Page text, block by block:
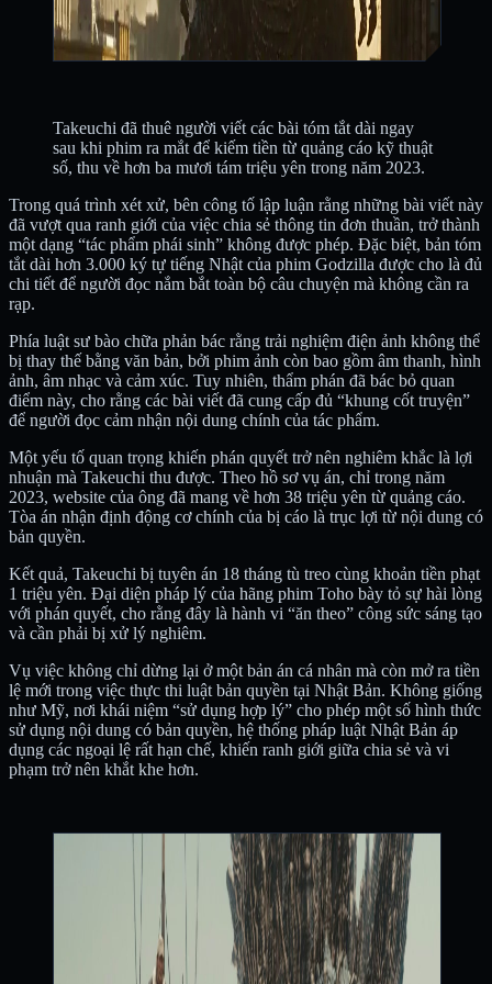
Takeuchi đã thuê người viết các bài tóm tắt dài ngay
sau khi phim ra mắt để kiếm tiền từ quảng cáo kỹ thuật
số, thu về hơn ba mươi tám triệu yên trong năm 2023.
Trong quá trình xét xử, bên công tố lập luận rằng những bài viết này
đã vượt qua ranh giới của việc chia sẻ thông tin đơn thuần, trở thành
một dạng “tác phẩm phái sinh” không được phép. Đặc biệt, bản tóm
tắt dài hơn 3.000 ký tự tiếng Nhật của phim Godzilla được cho là đủ
chi tiết để người đọc nắm bắt toàn bộ câu chuyện mà không cần ra
rạp.
Phía luật sư bào chữa phản bác rằng trải nghiệm điện ảnh không thể
bị thay thế bằng văn bản, bởi phim ảnh còn bao gồm âm thanh, hình
ảnh, âm nhạc và cảm xúc. Tuy nhiên, thẩm phán đã bác bỏ quan
điểm này, cho rằng các bài viết đã cung cấp đủ “khung cốt truyện”
để người đọc cảm nhận nội dung chính của tác phẩm.
Một yếu tố quan trọng khiến phán quyết trở nên nghiêm khắc là lợi
nhuận mà Takeuchi thu được. Theo hồ sơ vụ án, chỉ trong năm
2023, website của ông đã mang về hơn 38 triệu yên từ quảng cáo.
Tòa án nhận định động cơ chính của bị cáo là trục lợi từ nội dung có
bản quyền.
Kết quả, Takeuchi bị tuyên án 18 tháng tù treo cùng khoản tiền phạt
1 triệu yên. Đại diện pháp lý của hãng phim Toho bày tỏ sự hài lòng
với phán quyết, cho rằng đây là hành vi “ăn theo” công sức sáng tạo
và cần phải bị xử lý nghiêm.
Vụ việc không chỉ dừng lại ở một bản án cá nhân mà còn mở ra tiền
lệ mới trong việc thực thi luật bản quyền tại Nhật Bản. Không giống
như Mỹ, nơi khái niệm “sử dụng hợp lý” cho phép một số hình thức
sử dụng nội dung có bản quyền, hệ thống pháp luật Nhật Bản áp
dụng các ngoại lệ rất hạn chế, khiến ranh giới giữa chia sẻ và vi
phạm trở nên khắt khe hơn.